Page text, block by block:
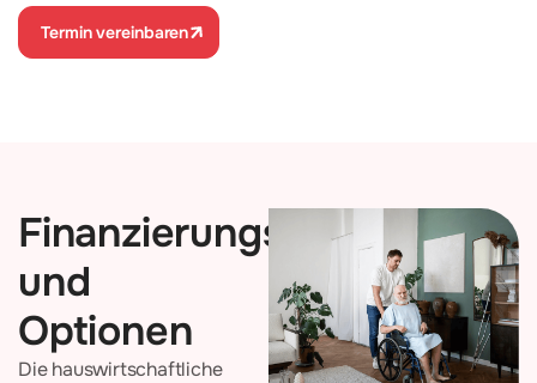
Termin vereinbaren
Finanzierungsansprüche
und
Optionen
Die hauswirtschaftliche